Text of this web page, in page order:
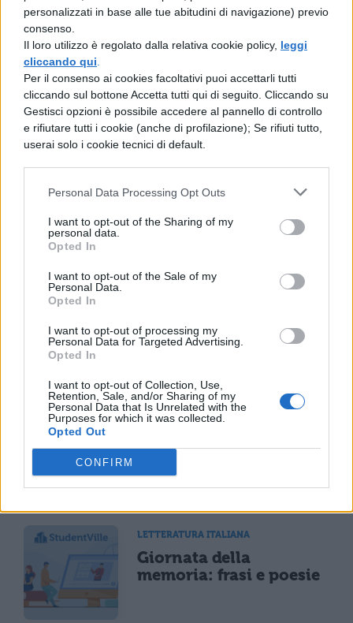
personalizzati in base alle tue abitudini di navigazione) previo
consenso.
Il loro utilizzo è regolato dalla relativa cookie policy, leggi
cliccando qui
Per il consenso ai cookies facoltativi puoi accettarli tutti
cliccando sul bottone Accetta tutti qui di seguito. Cliccando su
Gestisci opzioni è possibile accedere al pannello di controllo
e rifiutare tutti i cookie (anche di profilazione); Se rifiuti tutto,
userai solo i cookie tecnici di default.
Personal Data Processing Opt Outs
I want to opt-out of the Sharing of my
personal data.
Opted In
I want to opt-out of the Sale of my
Personal Data.
Opted In
I want to opt-out of processing my
Personal Data for Targeted Advertising.
Opted In
I want to opt-out of Collection, Use,
Retention, Sale, and/or Sharing of my
Personal Data that Is Unrelated with the
Purposes for which it was collected.
Opted Out
CONFIRM
Scarica il contenuto
TI POTREBBE INTERESSARE
TESINE
Giornata della Memoria
contro la mafia: temi e
27 gennaio: il Giorno
della Memoria
TESINE
Tema svolto sulla Shoah
LETTERATURA ITALIANA
Giornata della
memoria: frasi e poesie